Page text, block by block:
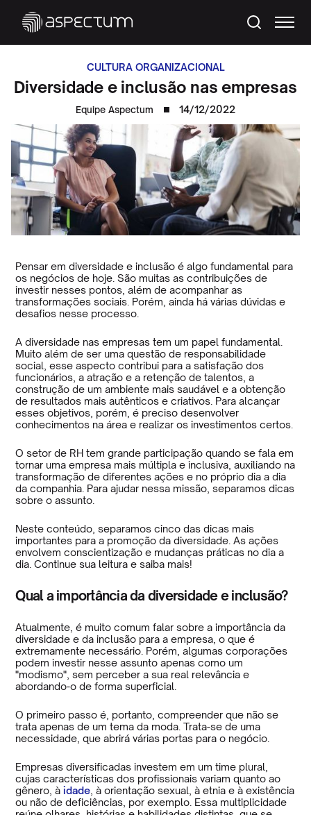
CULTURA ORGANIZACIONAL
Diversidade e inclusão nas empresas
Equipe Aspectum 14/12/2022
Pensar em diversidade e inclusão é algo fundamental para
os negócios de hoje. São muitas as contribuições de
investir nesses pontos, além de acompanhar as
transformações sociais. Porém, ainda há várias dúvidas e
desafios nesse processo.
A diversidade nas empresas tem um papel fundamental.
Muito além de ser uma questão de responsabilidade
social, esse aspecto contribui para a satisfação dos
funcionários, a atração e a retenção de talentos, a
construção de um ambiente mais saudável e a obtenção
de resultados mais autênticos e criativos. Para alcançar
esses objetivos, porém, é preciso desenvolver
conhecimentos na área e realizar os investimentos certos.
O setor de RH tem grande participação quando se fala em
tornar uma empresa mais múltipla e inclusiva, auxiliando na
transformação de diferentes ações e no próprio dia a dia
da companhia. Para ajudar nessa missão, separamos dicas
sobre o assunto.
Neste conteúdo, separamos cinco das dicas mais
importantes para a promoção da diversidade. As ações
envolvem conscientização e mudanças práticas no dia a
dia. Continue sua leitura e saiba mais!
Qual a importância da diversidade e inclusão?
Atualmente, é muito comum falar sobre a importância da
diversidade e da inclusão para a empresa, o que é
extremamente necessário. Porém, algumas corporações
podem investir nesse assunto apenas como um
"modismo", sem perceber a sua real relevância e
abordando-o de forma superficial.
O primeiro passo é, portanto, compreender que não se
trata apenas de um tema da moda. Trata-se de uma
necessidade, que abrirá várias portas para o negócio.
Empresas diversificadas investem em um time plural,
cujas características dos profissionais variam quanto ao
gênero, à idade , à orientação sexual, à etnia e à existência
ou não de deficiências, por exemplo. Essa multiplicidade